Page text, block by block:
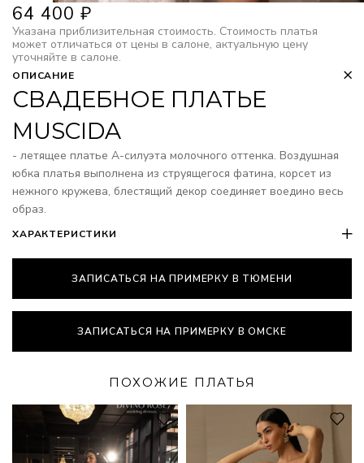
64 400 ₽
Указана приблизительная стоимость. Стоимость платья
может отличаться от цены в салоне, актуальную цену
уточняйте в салоне.
ОПИСАНИЕ
СВАДЕБНОЕ ПЛАТЬЕ
MUSCIDA
- летящее платье А-силуэта молочного оттенка. Воздушная
юбка платья выполнена из струящегося фатина, корсет из
нежного кружева, блестящий декор соединяет воедино весь
образ.
ХАРАКТЕРИСТИКИ
ЗАПИСАТЬСЯ НА ПРИМЕРКУ В ТЮМЕНИ
ЗАПИСАТЬСЯ НА ПРИМЕРКУ В ОМСКЕ
ПОХОЖИЕ ПЛАТЬЯ